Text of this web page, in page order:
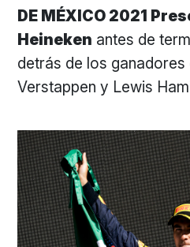
DE MÉXICO 2021
Heineken antes de
detrás de los
Verstappen y Lewis